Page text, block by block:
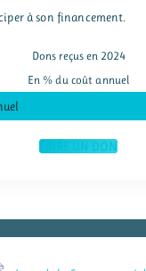
à son financement.
Dons reçus en 2024
En % du coût annuel
FAIRE UN DON